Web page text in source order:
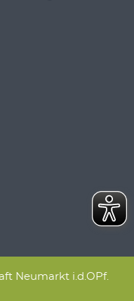
Neumarkt i.d.OPf.